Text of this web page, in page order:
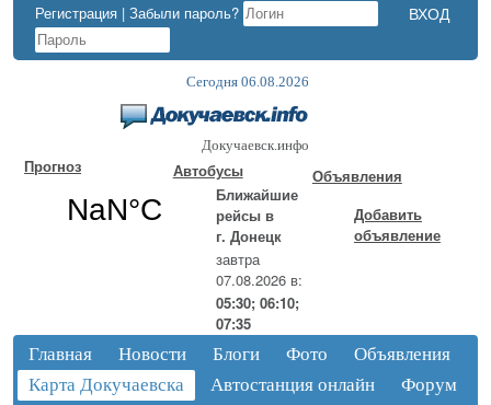
Регистрация | Забыли пароль?
Сегодня 06.08.2026
Докучаевск.инфо
Прогноз
Автобусы
Ближайшие
рейсы в
г. Донецк
завтра
07.08.2026 в:
05:30; 06:10;
07:35
Объявления
Добавить
объявление
Главная Новости Блоги Фото
Объявления
Карта Докучаевска
Автостанция онлайн Форум